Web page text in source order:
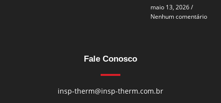
maio 13, 2026
Nenhum comentário
Fale Conosco
insp-therm@insp-therm.com.br